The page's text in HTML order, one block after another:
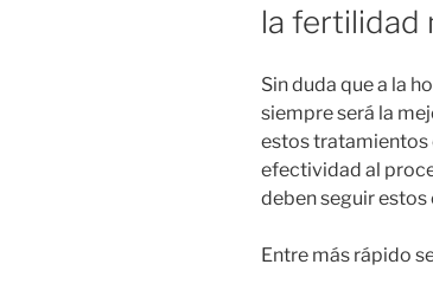
la fertilidad
Sin duda que a la
siempre será la
estos tratamientos
efectividad al
deben seguir estos
Entre más rápido